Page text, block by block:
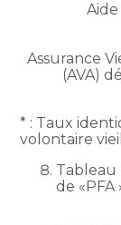
Aide
Assurance
(AVA)
* : Taux
volontaire
Tableau
de «PFA